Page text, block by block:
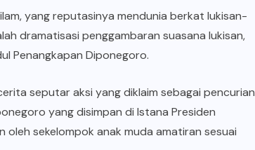
yang reputasinya mendunia berkat lukisan-
dramatisasi penggambaran suasana lukisan,
Penangkapan Diponegoro.
seputar aksi yang diklaim sebagai pencurian
yang disimpan di Istana Presiden
oleh sekelompok anak muda amatiran sesuai